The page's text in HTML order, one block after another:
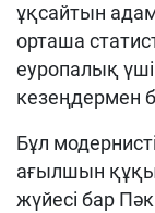
ұқсайтын
орташа
еуропалық
кезеңдермен
Бұл
ағылшын
жүйесі бар